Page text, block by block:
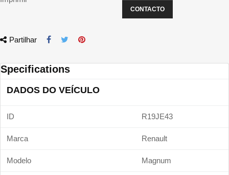
CONTACTO
Partilhar
Specifications
DADOS DO VEÍCULO
ID R19JE43
Marca Renault
Modelo Magnum